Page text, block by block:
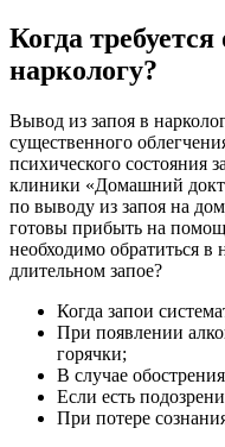
Когда
наркологу?
Вывод из запоя в
существенного
психического состояния
клиники «Домашний
по выводу из запоя на
готовы прибыть на
необходимо обратиться в
длительном запое?
Когда запои
При появлении
горячки;
В случае
Если есть
При потере